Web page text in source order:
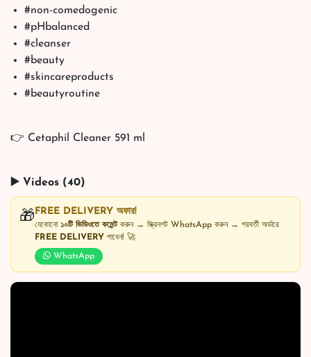
#non-comedogenic
#pHbalanced
#cleanser
#beauty
#skincareproducts
#beautyroutine
👉 Cetaphil Cleaner 591 ml
▶️ Videos (40)
🎁 FREE DELIVERY অফার!
যেকোনো ১০টি ভিডিওতে কমেন্টকরুন → স্ক্রিনশট WhatsApp করুন → পরবর্তী অর্ডারে
FREE DELIVERY পাবেন! 🚀
WhatsApp